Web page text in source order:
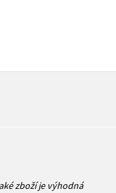
zboží je výhodná